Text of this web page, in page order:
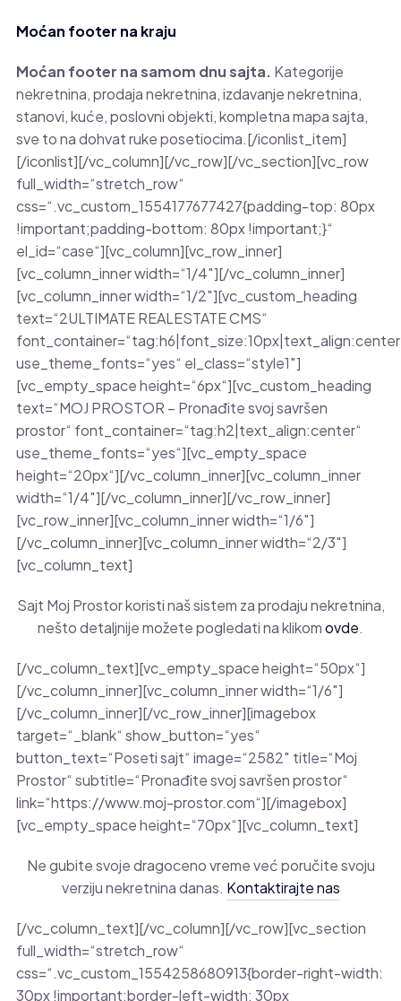
Moćan footer na kraju
Moćan footer na samom dnu sajta. Kategorije
nekretnina, prodaja nekretnina, izdavanje nekretnina,
stanovi, kuće, poslovni objekti, kompletna mapa sajta,
sve to na dohvat ruke posetiocima.[/iconlist_item]
[/iconlist][/vc_column][/vc_row][/vc_section][vc_row
full_width=“stretch_row“
css=“.vc_custom_1554177677427{padding-top: 80px
!important;padding-bottom: 80px !important;}“
el_id=“case“][vc_column][vc_row_inner]
[vc_column_inner width=“1/4″][/vc_column_inner]
[vc_column_inner width=“1/2″][vc_custom_heading
text=“2ULTIMATE REALESTATE CMS“
use_theme_fonts=“yes“ el_class=“style1″]
[vc_empty_space height=“6px“][vc_custom_heading
text=“MOJ PROSTOR – Pronađite svoj savršen
prostor“ font_container=“tag:h2|text_align:center“
use_theme_fonts=“yes“][vc_empty_space
height=“20px“][/vc_column_inner][vc_column_inner
width=“1/4″][/vc_column_inner][/vc_row_inner]
[vc_row_inner][vc_column_inner width=“1/6″]
[/vc_column_inner][vc_column_inner width=“2/3″]
[vc_column_text]
Sajt Moj Prostor koristi naš sistem za prodaju nekretnina,
nešto detaljnije možete pogledati na klikomovde.
[/vc_column_text][vc_empty_space height=“50px“]
[/vc_column_inner][vc_column_inner width=“1/6″]
[/vc_column_inner][/vc_row_inner][imagebox
target=“_blank“ show_button=“yes“
button_text=“Poseti sajt“ image=“2582″ title=“Moj
Prostor“ subtitle=“Pronađite svoj savršen prostor“
link=“https://www.moj-prostor.com“][/imagebox]
[vc_empty_space height=“70px“][vc_column_text]
Ne gubite svoje dragoceno vreme već poručite svoju
verziju nekretnina danas. Kontaktirajte nas
[/vc_column_text][/vc_column][/vc_row][vc_section
full_width=“stretch_row“
css=“.vc_custom_1554258680913{border-right-width:
30px !important;border-left-width: 30px